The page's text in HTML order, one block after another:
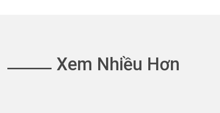
Xem Nhiều Hơn